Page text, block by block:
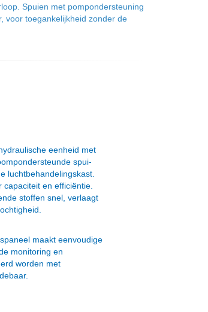
Spuien met pompondersteuning
voor toegankelijkheid zonder de
eenheid met
spui-
luchtbehandelingskast.
en efficiëntie.
stoffen snel, verlaagt
maakt eenvoudige
monitoring en
worden met